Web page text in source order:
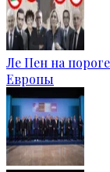
Ле Пен на
Европы